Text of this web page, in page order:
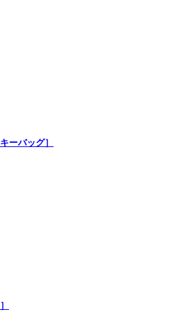
ーバッグ］